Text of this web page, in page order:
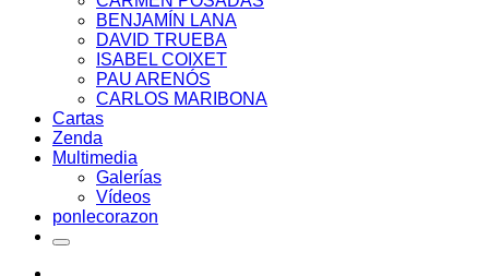
BENJAMÍN LANA
DAVID TRUEBA
ISABEL COIXET
PAU ARENÓS
CARLOS MARIBONA
Cartas
Zenda
Multimedia
Galerías
Vídeos
ponlecorazon